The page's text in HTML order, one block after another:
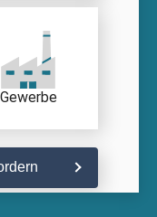
Gewerbe